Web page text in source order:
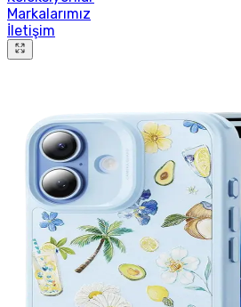
Markalarımız
İletişim